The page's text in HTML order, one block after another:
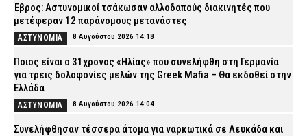
Έβρος: Αστυνομικοί τσάκωσαν αλλοδαπούς διακινητές που
μετέφεραν 12 παράνομους μετανάστες
ΑΣΤΥΝΟΜΙΑ 8 Αυγούστου 2026 14:18
Ποιος είναι ο 31χρονος «Ηλίας» που συνελήφθη στη Γερμανία
για τρεις δολοφονίες μελών της Greek Mafia – Θα εκδοθεί στην
Ελλάδα
ΑΣΤΥΝΟΜΙΑ 8 Αυγούστου 2026 14:04
Συνελήφθησαν τέσσερα άτομα για ναρκωτικά σε Λευκάδα και